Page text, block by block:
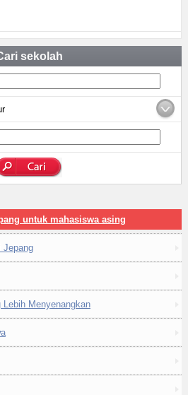
sekolah
untuk mahasiswa asing
Jepang
Menyenangkan